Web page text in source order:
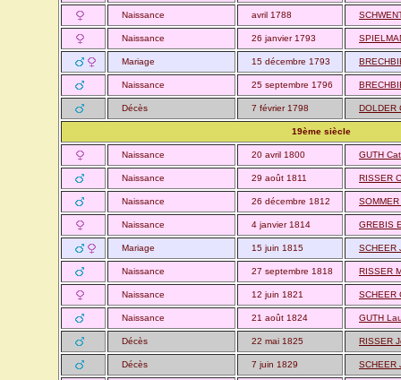
Naissance avril 1788
Naissance 26 janvier 1793
Mariage 15 décembre 1793
Naissance 25 septembre 1796
Décès 7 février 1798 DOLDER
19ème siècle
Naissance 20 avril 1800 GUTH
Naissance 29 août 1811 RISSER
Naissance 26 décembre 1812
Naissance 4 janvier 1814 GREBIS
Mariage 15 juin 1815 SCHEER
Naissance 27 septembre 1818 RISSER
Naissance 12 juin 1821 SCHEER
Naissance 21 août 1824 GUTH
Décès 22 mai 1825 RISSER
Décès 7 juin 1829 SCHEER